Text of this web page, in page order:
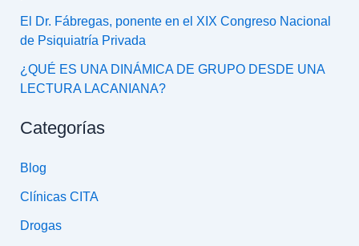
El Dr. Fábregas, ponente en el XIX Congreso Nacional
de Psiquiatría Privada
¿QUÉ ES UNA DINÁMICA DE GRUPO DESDE UNA
LECTURA LACANIANA?
Categorías
Blog
Clínicas CITA
Drogas